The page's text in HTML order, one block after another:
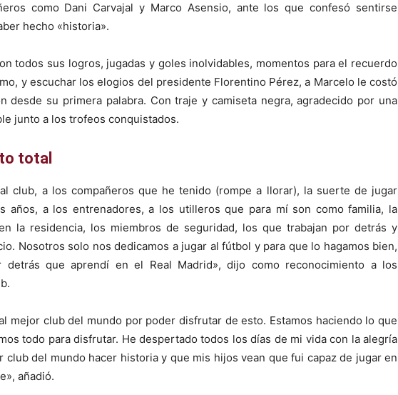
como Dani Carvajal y Marco Asensio, ante los que confesó sentirse
hecho «historia».
todos sus logros, jugadas y goles inolvidables, momentos para el recuerdo
y escuchar los elogios del presidente Florentino Pérez, a Marcelo le costó
desde su primera palabra. Con traje y camiseta negra, agradecido por una
junto a los trofeos conquistados.
total
club, a los compañeros que he tenido (rompe a llorar), la suerte de jugar
años, a los entrenadores, a los utilleros que para mí son como familia, la
la residencia, los miembros de seguridad, los que trabajan por detrás y
Nosotros solo nos dedicamos a jugar al fútbol y para que lo hagamos bien,
detrás que aprendí en el Real Madrid», dijo como reconocimiento a los
mejor club del mundo por poder disfrutar de esto. Estamos haciendo lo que
todo para disfrutar. He despertado todos los días de mi vida con la alegría
club del mundo hacer historia y que mis hijos vean que fui capaz de jugar en
añadió.